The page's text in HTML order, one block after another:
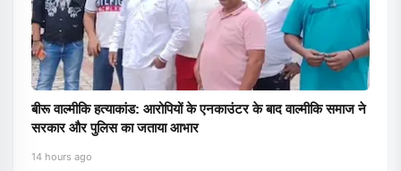
बीरू वाल्मीकि हत्याकांड: आरोपियों के एनकाउंटर के बाद वाल्मीकि समाज ने
सरकार और पुलिस का जताया आभार
14 hours ago